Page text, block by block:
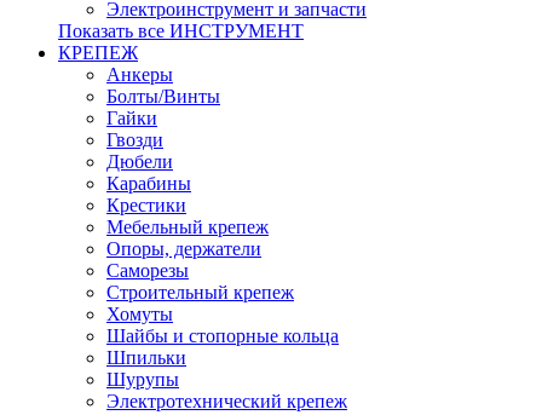
Электроинструмент и запчасти
Показать все ИНСТРУМЕНТ
КРЕПЕЖ
Анкеры
Болты/Винты
Гайки
Гвозди
Дюбели
Карабины
Крестики
Мебельный крепеж
Опоры, держатели
Саморезы
Строительный крепеж
Хомуты
Шайбы и стопорные кольца
Шпильки
Шурупы
Электротехнический крепеж